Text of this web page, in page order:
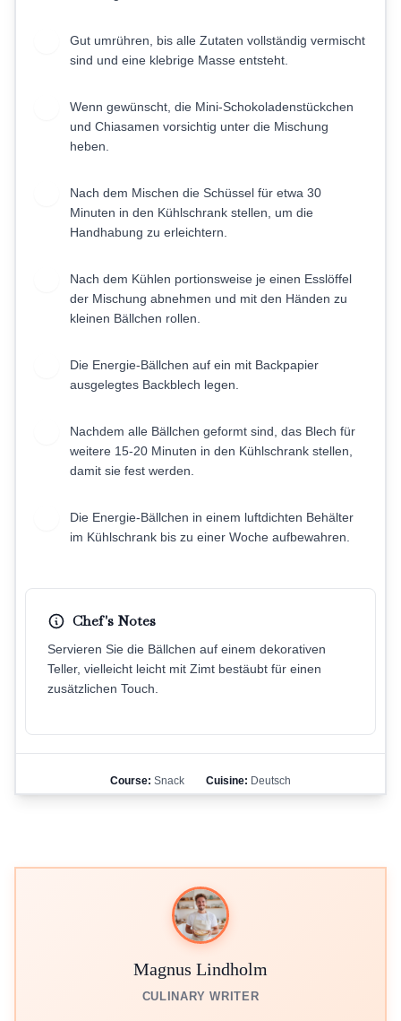
Gut umrühren, bis alle Zutaten vollständig vermischt
sind und eine klebrige Masse entsteht.
Wenn gewünscht, die Mini-Schokoladenstückchen
und Chiasamen vorsichtig unter die Mischung
heben.
Nach dem Mischen die Schüssel für etwa 30
Minuten in den Kühlschrank stellen, um die
Handhabung zu erleichtern.
Nach dem Kühlen portionsweise je einen Esslöffel
der Mischung abnehmen und mit den Händen zu
kleinen Bällchen rollen.
Die Energie-Bällchen auf ein mit Backpapier
ausgelegtes Backblech legen.
Nachdem alle Bällchen geformt sind, das Blech für
weitere 15-20 Minuten in den Kühlschrank stellen,
damit sie fest werden.
Die Energie-Bällchen in einem luftdichten Behälter
im Kühlschrank bis zu einer Woche aufbewahren.
Chef's Notes
Servieren Sie die Bällchen auf einem dekorativen
Teller, vielleicht leicht mit Zimt bestäubt für einen
zusätzlichen Touch.
Course: Snack Cuisine: Deutsch
Magnus Lindholm
CULINARY WRITER